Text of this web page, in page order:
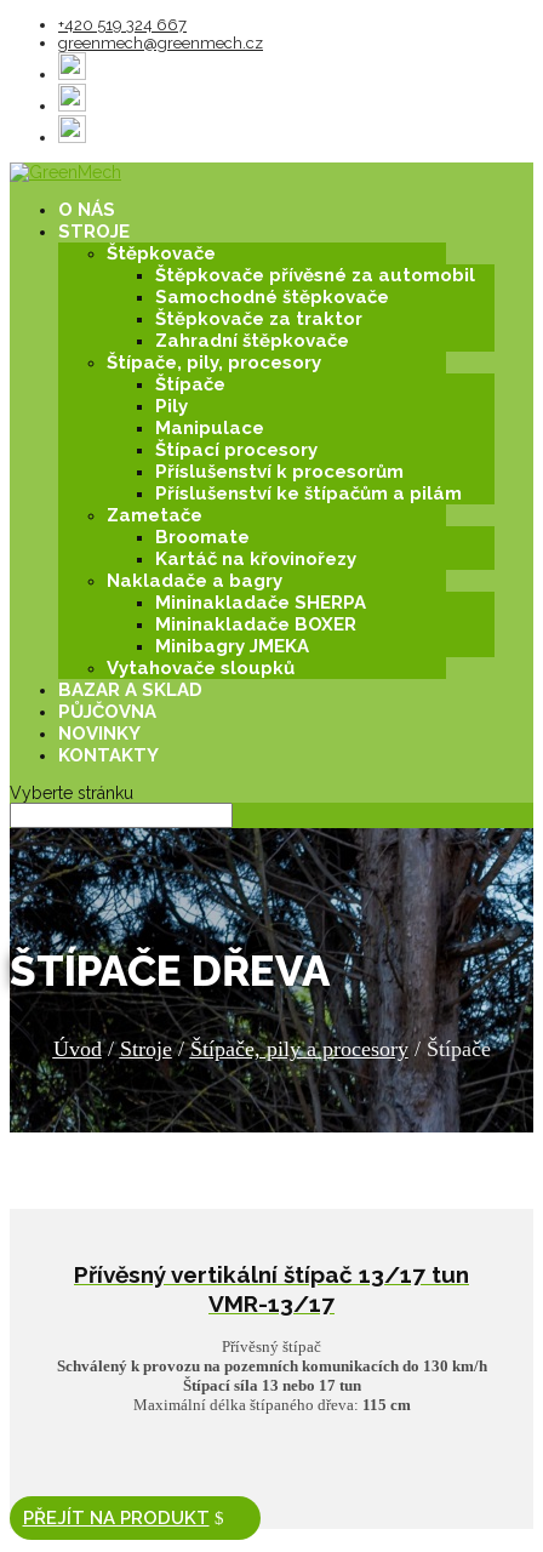
+420 519 324 667
greenmech@greenmech.cz
O NÁS
STROJE
Štěpkovače
Štěpkovače přívěsné za automobil
Samochodné štěpkovače
Štěpkovače za traktor
Zahradní štěpkovače
Štípače, pily, procesory
Štípače
Pily
Manipulace
Štípací procesory
Příslušenství k procesorům
Příslušenství ke štípačům a pilám
Zametače
Broomate
Kartáč na křovinořezy
Nakladače a bagry
Mininakladače SHERPA
Mininakladače BOXER
Minibagry JMEKA
Vytahovače sloupků
BAZAR A SKLAD
PŮJČOVNA
NOVINKY
KONTAKTY
Vyberte stránku
ŠTÍPAČE DŘEVA
Úvod/Stroje/Štípače, pily a procesory/ Štípače
Přívěsný vertikální štípač 13/17 tun
VMR-13/17
Přívěsný štípač
Schválený k provozu na pozemních komunikacích do 130 km/h
Štípací síla 13 nebo 17 tun
Maximální délka štípaného dřeva: 115 cm
PŘEJÍT NA PRODUKT